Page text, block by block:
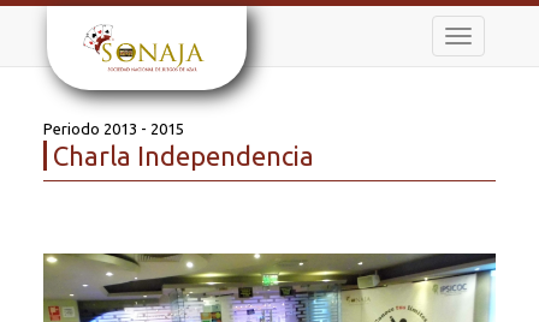
Toggle
navigation
Periodo 2013 - 2015
Charla Independencia